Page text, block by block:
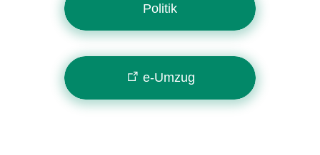
Politik
e-Umzug